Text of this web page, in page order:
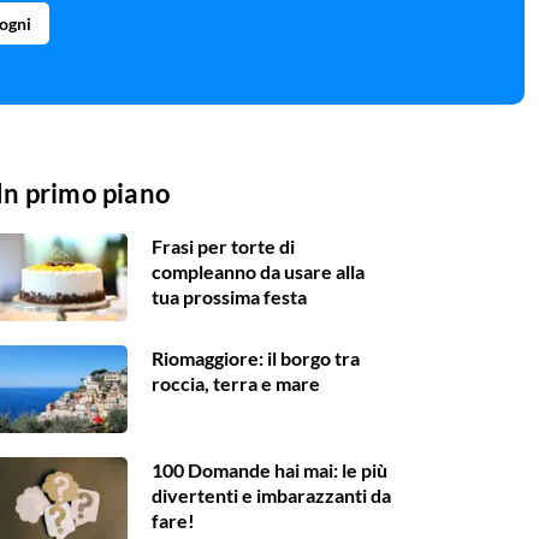
primo piano
Frasi per torte di
compleanno da usare alla
tua prossima festa
Riomaggiore: il borgo tra
roccia, terra e mare
100 Domande hai mai: le più
divertenti e imbarazzanti da
fare!